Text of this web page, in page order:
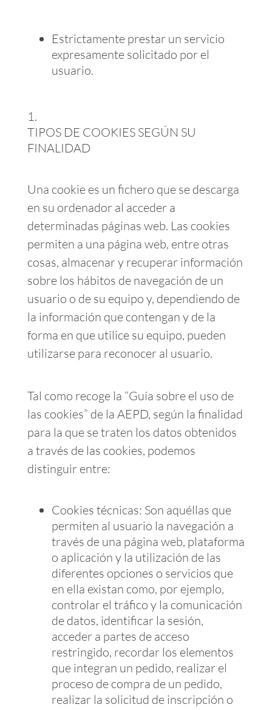
Estrictamente prestar un servicio
expresamente solicitado por el
usuario.
TIPOS DE COOKIES SEGÚN SU
FINALIDAD
Una cookie es un fichero que se descarga
en su ordenador al acceder a
determinadas páginas web. Las cookies
permiten a una página web, entre otras
cosas, almacenar y recuperar información
sobre los hábitos de navegación de un
usuario o de su equipo y, dependiendo de
la información que contengan y de la
forma en que utilice su equipo, pueden
utilizarse para reconocer al usuario.
Tal como recoge la “Guía sobre el uso de
las cookies” de la AEPD, según la finalidad
para la que se traten los datos obtenidos
a través de las cookies, podemos
distinguir entre:
Cookies técnicas: Son aquéllas que
permiten al usuario la navegación a
través de una página web, plataforma
o aplicación y la utilización de las
diferentes opciones o servicios que
en ella existan como, por ejemplo,
controlar el tráfico y la comunicación
de datos, identificar la sesión,
acceder a partes de acceso
restringido, recordar los elementos
que integran un pedido, realizar el
proceso de compra de un pedido,
realizar la solicitud de inscripción o